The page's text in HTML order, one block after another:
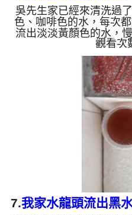
吳先生家已經來清洗過
色、咖啡色的水，每次
流出淡淡黃顏色的水，
味，是因為屋主使用的
斷噴出來，水的顏色會
越少，最後變成乾淨的
波水管清洗機 ，把檸檬
管垢及生物膜軟化，透
這時高周波就會把生物
有時把水塔洗一洗發現
西卡到水
觀看次
7.我家水龍頭流出黑